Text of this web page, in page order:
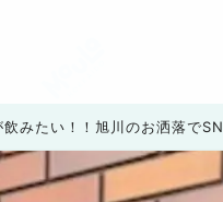
みたい！！旭川のお洒落で